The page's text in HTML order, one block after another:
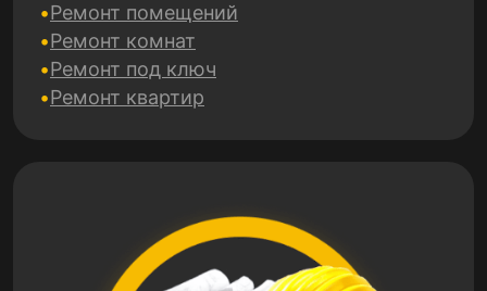
Ремонт помещений
Ремонт комнат
Ремонт под ключ
Ремонт квартир